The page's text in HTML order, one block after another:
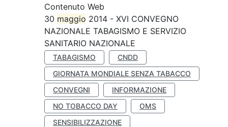
Contenuto Web
30 maggio 2014 - XVI CONVEGNO
NAZIONALE TABAGISMO E SERVIZIO
SANITARIO NAZIONALE
TABAGISMO
CNDD
GIORNATA MONDIALE SENZA TABACCO
CONVEGNI
INFORMAZIONE
NO TOBACCO DAY
OMS
SENSIBILIZZAZIONE